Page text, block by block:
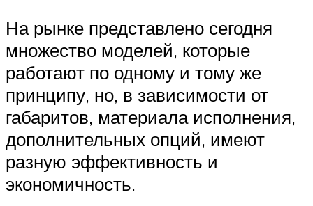
На рынке представлено сегодня
множество моделей, которые
работают по одному и тому же
принципу, но, в зависимости от
габаритов, материала исполнения,
дополнительных опций, имеют
разную эффективность и
экономичность.